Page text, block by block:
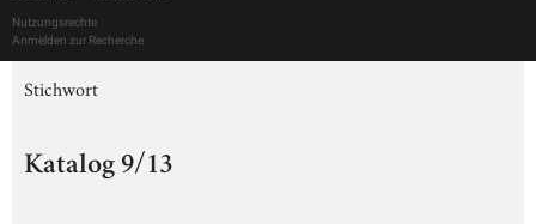
Nutzungsrechte
Anmelden zur Recherche
Stichwort
Katalog 9/13